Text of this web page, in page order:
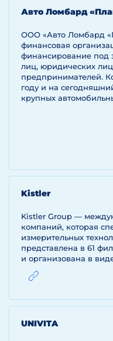
Авто Ломбард
ООО «Авто Ломбард
финансовая
финансирование под
лиц, юридических
предпринимателей.
году и на
крупных
Kistler
Kistler Group —
компаний, которая
измерительных
представлена в 61
и организована в
UNIVITA